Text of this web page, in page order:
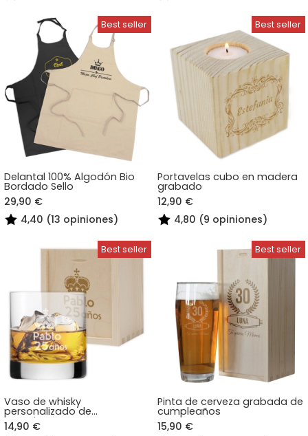
Delantal 100% Algodón Bio
Bordado Sello
29,90 €
4,40 (13 opiniones)
Portavelas cubo en madera
grabado
12,90 €
4,80 (9 opiniones)
Vaso de whisky
personalizado de
cumpleaños
14,90 €
Pinta de cerveza grabada de
cumpleaños
15,90 €